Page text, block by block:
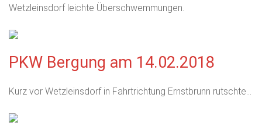
Wetzleinsdorf leichte Überschwemmungen.
PKW Bergung am 14.02.2018
Kurz vor Wetzleinsdorf in Fahrtrichtung Ernstbrunn rutschte...